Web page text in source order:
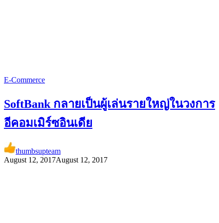
E-Commerce
SoftBank กลายเป็นผู้เล่นรายใหญ่ในวงการ
อีคอมเมิร์ซอินเดีย
thumbsupteam
August 12, 2017August 12, 2017